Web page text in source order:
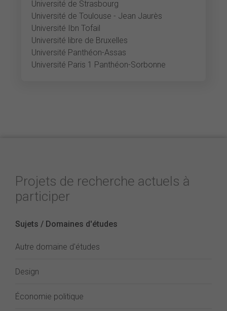
Université de Strasbourg
Université de Toulouse - Jean Jaurès
Université Ibn Tofail
Université libre de Bruxelles
Université Panthéon-Assas
Université Paris 1 Panthéon-Sorbonne
Projets de recherche actuels à
participer
Sujets / Domaines d'études
Autre domaine d'études
Design
Économie politique